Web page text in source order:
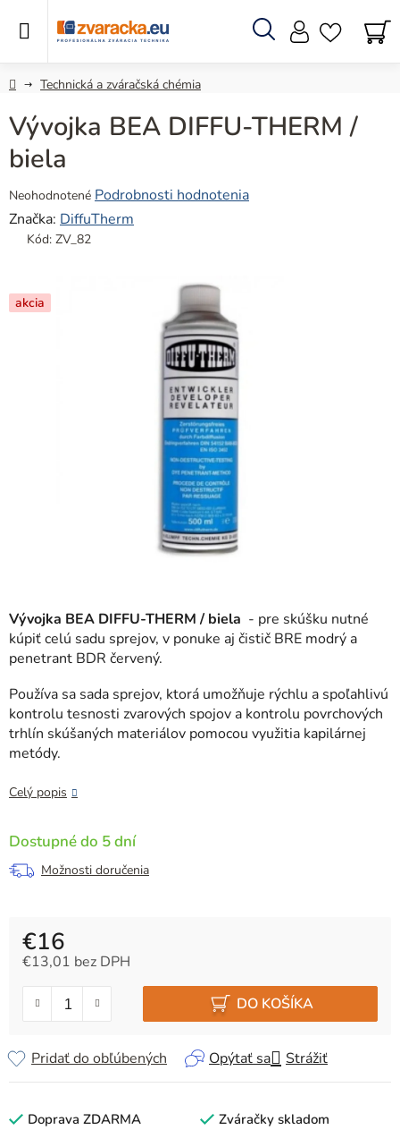
Hľadať
DomovTechnická a zváračská chémia
Vývojka BEA DIFFU-THERM / biela - pre skúšku nutné
kúpiť celú sadu sprejov, v ponuke aj čistič BRE modrý a
penetrant BDR červený.
Používa sa sada sprejov, ktorá umožňuje rýchlu a spoľahlivú
kontrolu tesnosti zvarových spojov a kontrolu povrchových
trhlín skúšaných materiálov pomocou využitia kapilárnej
metódy.
Celý popis
Dostupné do 5 dní
Možnosti doručenia
€16
€13,01 bez DPH
DO KOŠÍKA
Opýtať sa Strážiť
Pridať do obľúbených
Vývojka BEA DIFFU-THERM /
biela
Priemerné
hodnotenie
produktu
z
5
Neohodnotené Podrobnosti hodnotenia
Značka: DiffuTherm
Kód: ZV_82
akcia
Doprava ZDARMA Zváračky skladom